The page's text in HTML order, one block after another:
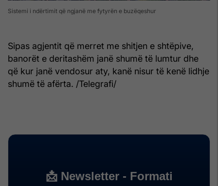
Sistemi i ndërtimit që ngjanë me fytyrën e buzëqeshur
Sipas agjentit që merret me shitjen e shtëpive,
banorët e deritashëm janë shumë të lumtur dhe
që kur janë vendosur aty, kanë nisur të kenë lidhje
shumë të afërta. /Telegrafi/